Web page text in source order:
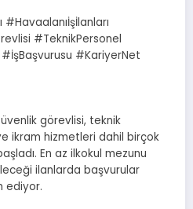
#Havaalanıİşİlanları
#TeknikPersonel
#İşBaşvurusu #KariyerNet
görevlisi, teknik
ikram hizmetleri dahil birçok
En az ilkokul mezunu
ilanlarda başvurular
ediyor.